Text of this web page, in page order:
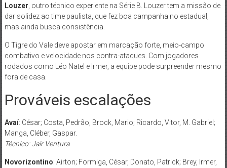
Louzer , outro técnico experiente na Série B. Louzer tem a missão de
dar solidez ao time paulista, que fez boa campanha no estadual,
mas ainda busca consistência.
O Tigre do Vale deve apostar em marcação forte, meio-campo
combativo e velocidade nos contra-ataques. Com jogadores
rodados como Léo Natel e Irmer, a equipe pode surpreender mesmo
fora de casa.
Prováveis escalações
Avaí: César; Costa, Pedrão, Brock, Mario; Ricardo, Vitor, M. Gabriel;
Manga, Cléber, Gaspar.
Técnico: Jair Ventura
Novorizontino: Airton; Formiga, César, Donato, Patrick; Brey, Irmer,